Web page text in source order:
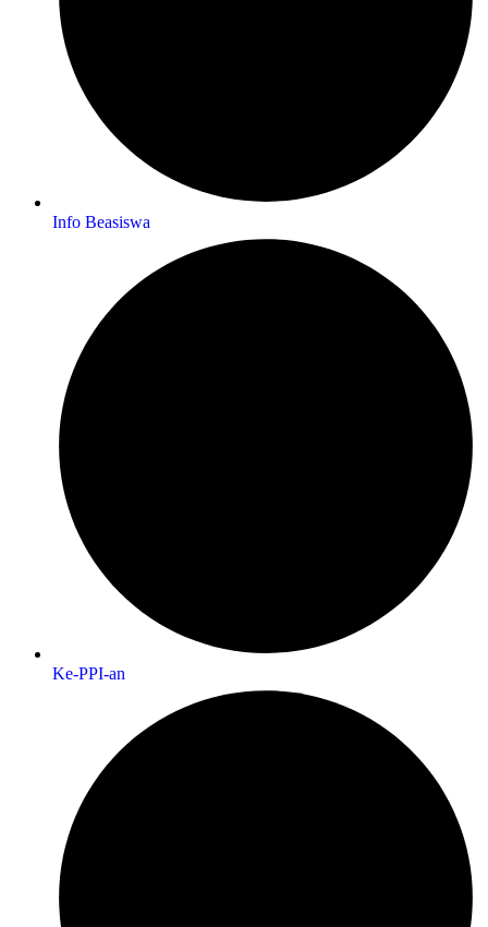
Info Beasiswa
Ke-PPI-an